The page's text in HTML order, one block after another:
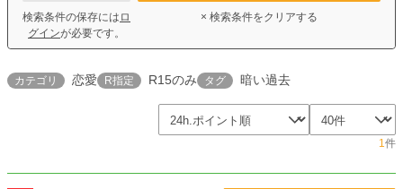
検索条件の保存には ロ
グインが必要です。
× 検索条件をクリアする
カテゴリ 恋愛 R指定 R15のみ タグ 暗い過去
1件